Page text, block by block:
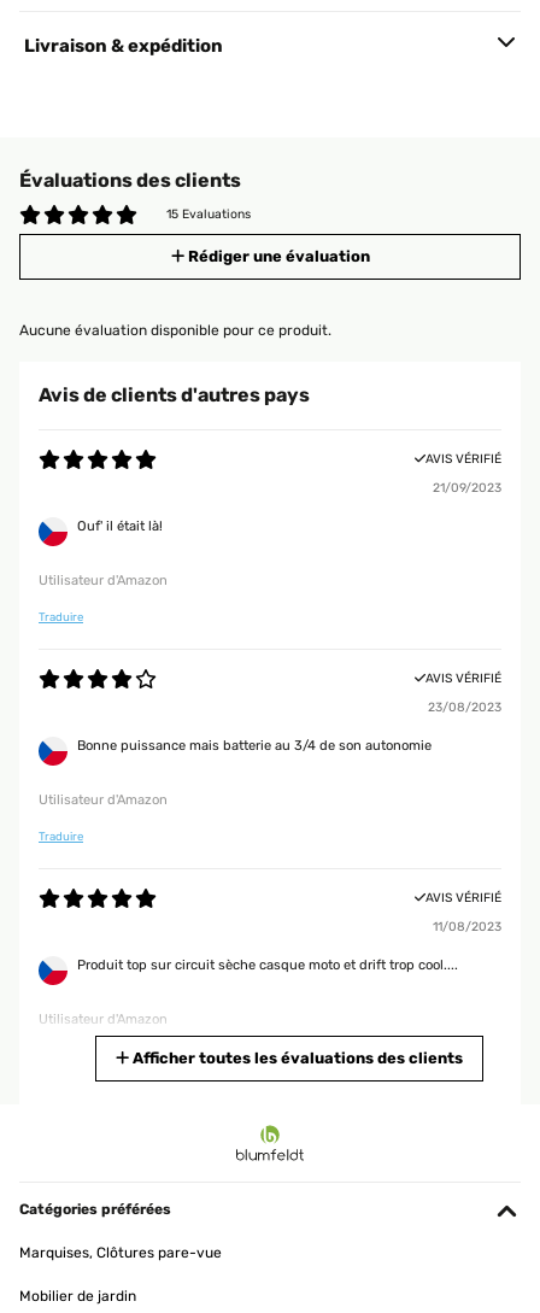
Livraison & expédition
Évaluations des clients
15 Evaluations
Rédiger une évaluation
Aucune évaluation disponible pour ce produit.
Avis de clients d'autres pays
AVIS VÉRIFIÉ
21/09/2023
Ouf' il était là!
Utilisateur d'Amazon
Traduire
AVIS VÉRIFIÉ
23/08/2023
Bonne puissance mais batterie au 3/4 de son autonomie
Utilisateur d'Amazon
Traduire
AVIS VÉRIFIÉ
11/08/2023
Produit top sur circuit sèche casque moto et drift trop cool....
Utilisateur d'Amazon
autonomie,recharge rapidement,fonctionne sur secteur ou sur sa
Utilisateur d'Amazon
Traduire
Afficher toutes les évaluations des clients
Catégories préférées
Marquises, Clôtures pare-vue
Mobilier de jardin